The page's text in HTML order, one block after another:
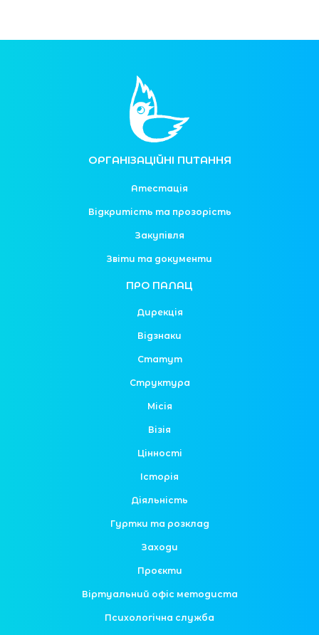
ОРГАНІЗАЦІЙНІ ПИТАННЯ
Атестація
Відкритість та прозорість
Закупівля
Звіти та документи
ПРО ПАЛАЦ
Дирекція
Відзнаки
Статут
Структура
Місія
Візія
Цінності
Історія
Діяльність
Гуртки та розклад
Заходи
Проєкти
Віртуальний офіс методиста
Психологічна служба